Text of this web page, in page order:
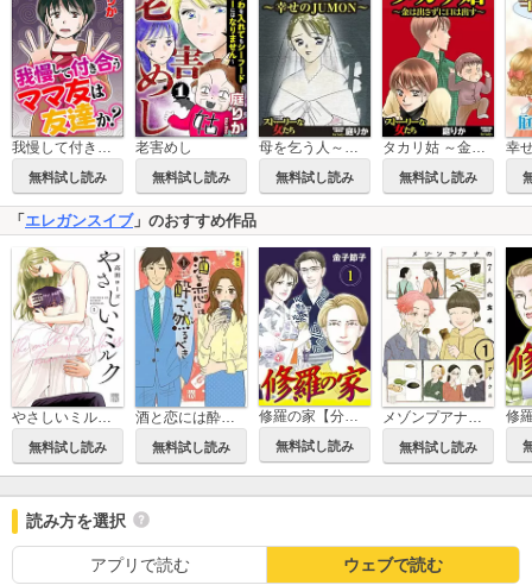
我慢して付き合うママ友は友達か？
無料試し読み
老害めし
無料試し読み
母を乞う人～幸せのJUMON～
無料試し読み
タカリ姑 ～金は出さずに口は出す～
無料試し読み
「 エレガンスイブ」のおすすめ作品
無料試し読み 無料試し読み
修羅の家【分冊版】
無料試し読み 無料試し読み
修
読み方を選択
アプリで読む ウェブで読む